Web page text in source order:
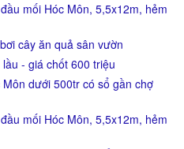
mối Hóc Môn, 5,5x12m, hẻm
cây ăn quả sân vườn
- giá chốt 600 triệu
dưới 500tr có sổ gần chợ
mối Hóc Môn, 5,5x12m, hẻm